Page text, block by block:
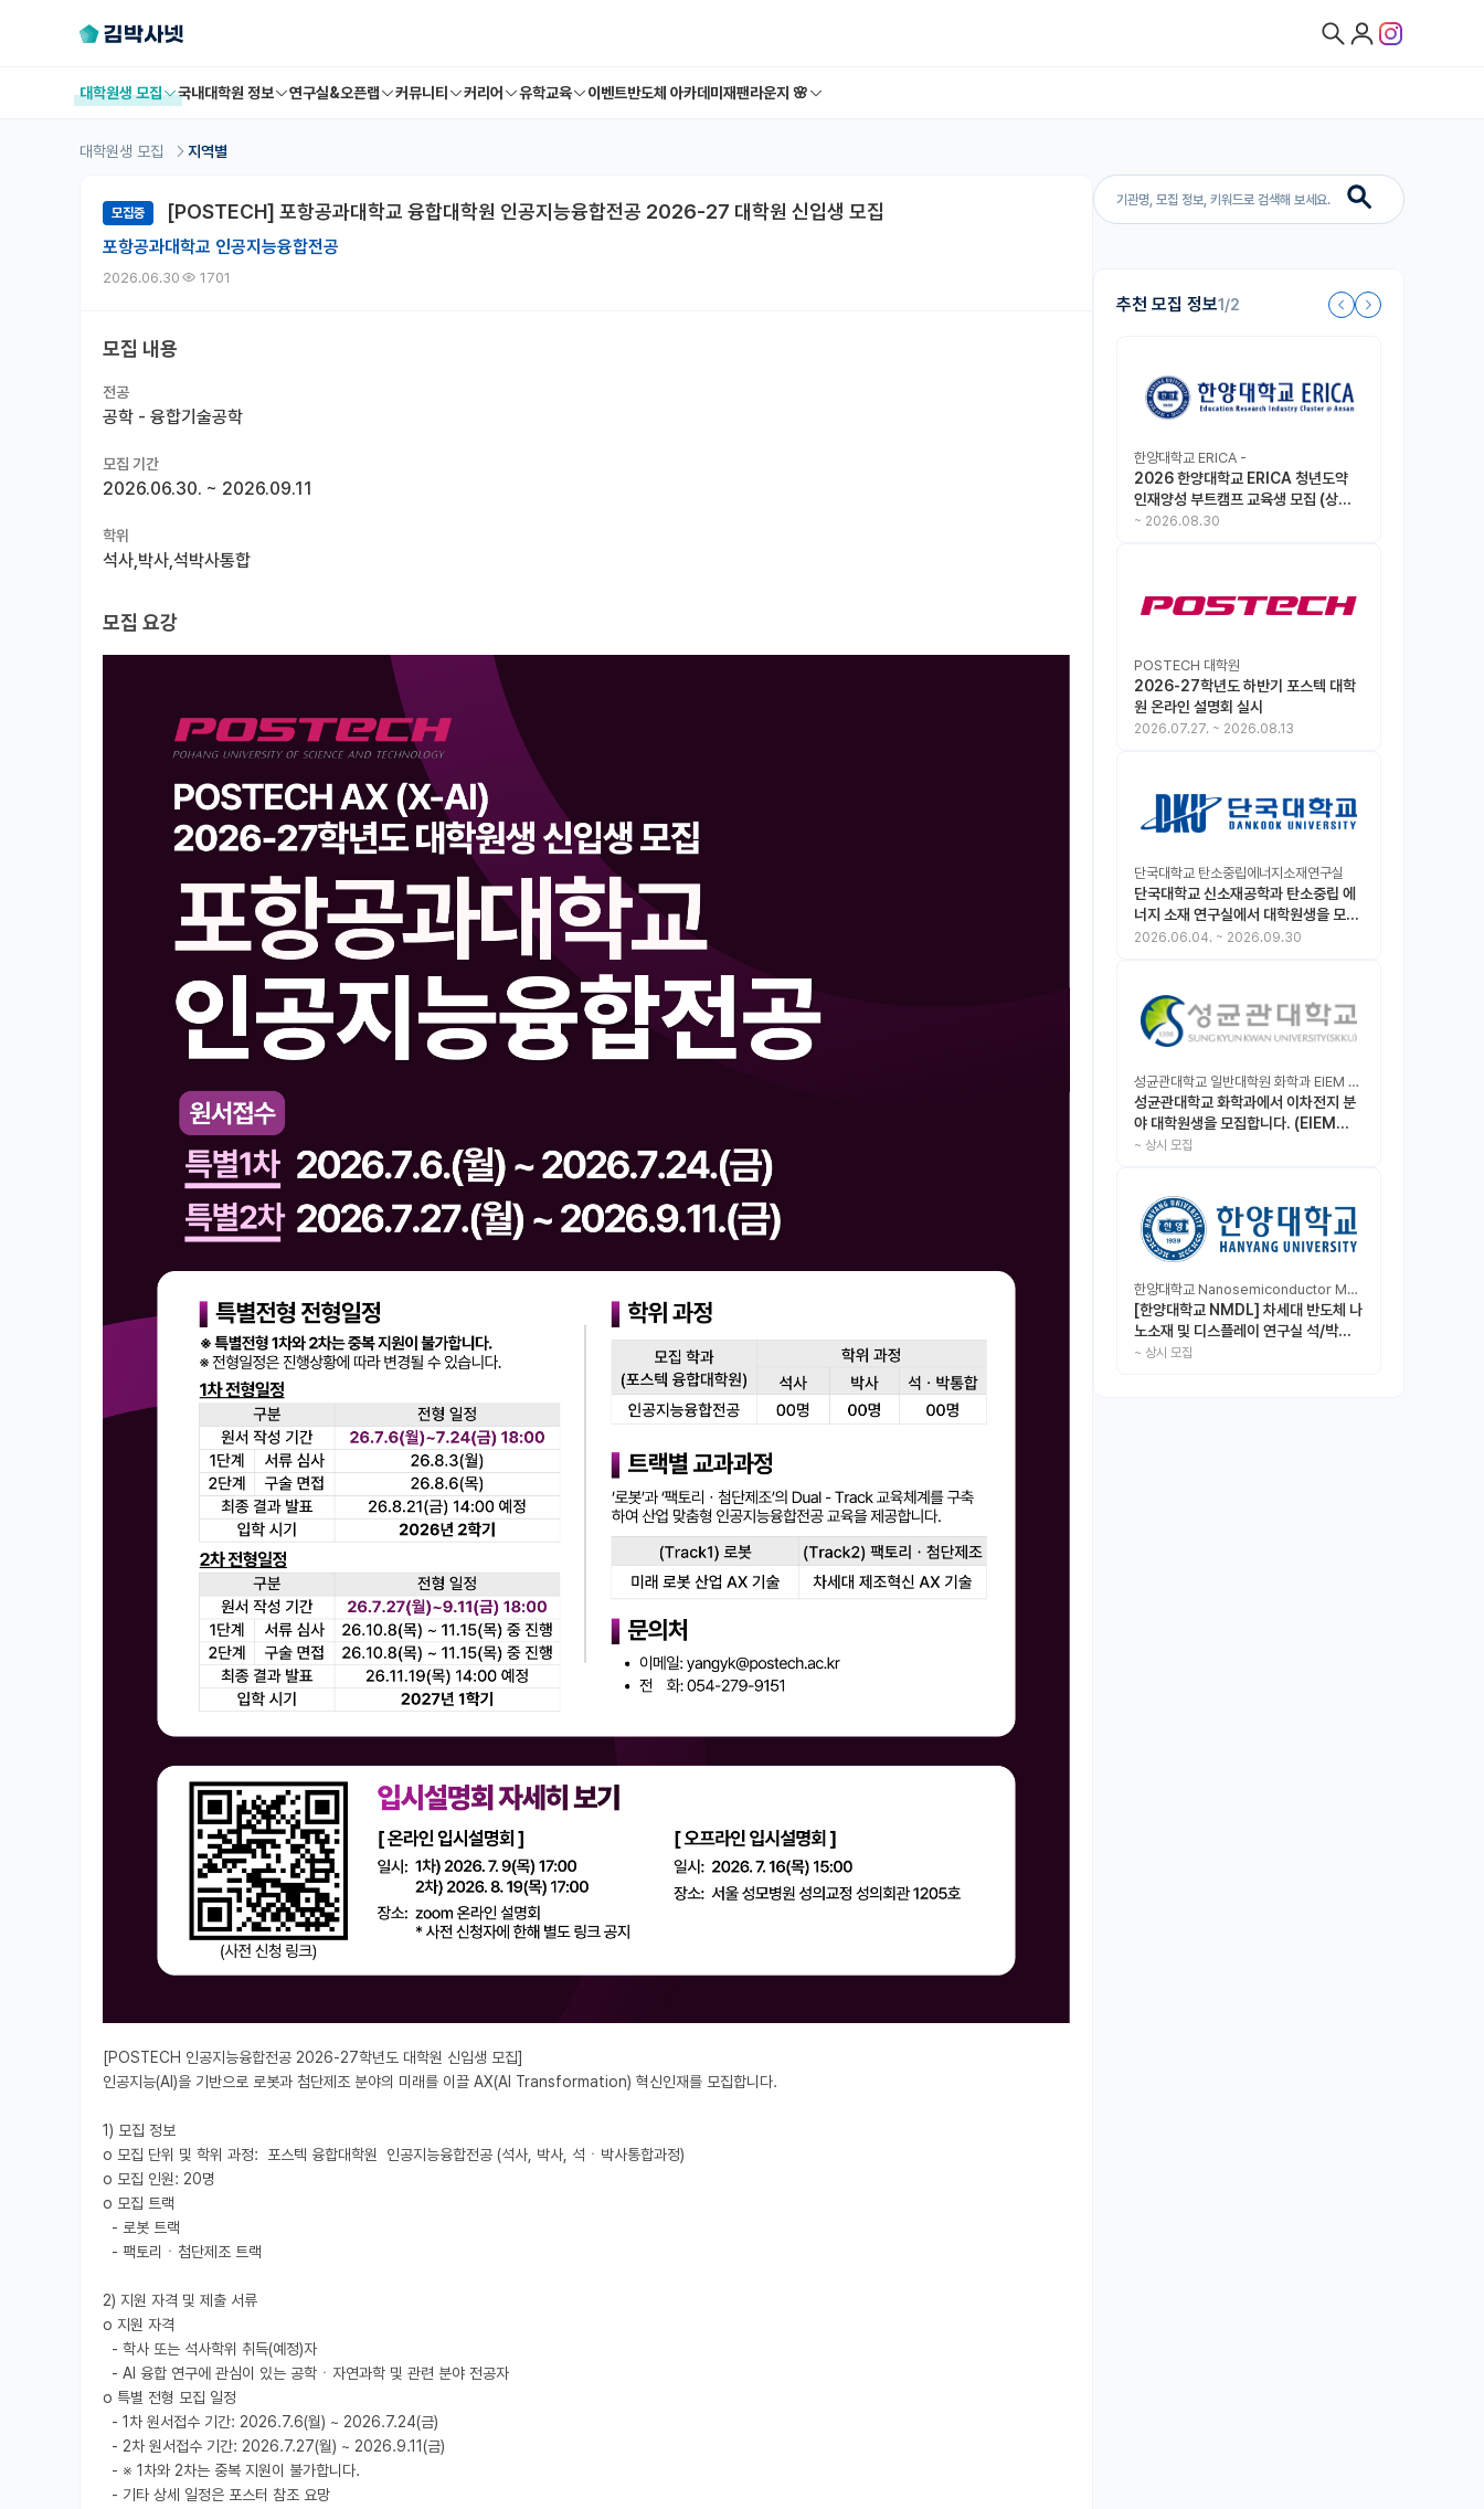
대학원생 모집 국내대학원 정보 연구실&오픈랩 커뮤니티 커리어 유학교육 이벤트반도체 아카데미 재팬라운지 🌸
대학원생 모집 지역별
추천 모집 정보1/2
한양대학교 ERICA -
2026 한양대학교 ERICA 청년도약
인재양성 부트캠프 교육생 모집 (상시
모집 중, 1차 마감 : ~8.30)
~ 2026.08.30
POSTECH 대학원
2026-27학년도 하반기 포스텍 대학
원 온라인 설명회 실시
2026.07.27. ~ 2026.08.13
단국대학교 탄소중립에너지소재연구실
단국대학교 신소재공학과 탄소중립 에
너지 소재 연구실에서 대학원생을 모집
합니다.
2026.06.04. ~ 2026.09.30
성균관대학교 일반대학원 화학과 EIEM Lab
성균관대학교 화학과에서 이차전지 분
야 대학원생을 모집합니다. (EIEM
Lab)
~ 상시 모집
한양대학교 Nanosemiconductor Materials & Display Laboratory
[한양대학교 NMDL] 차세대 반도체 나
노소재 및 디스플레이 연구실 석/박사/
인턴 모집
~ 상시 모집
모집중 [POSTECH] 포항공과대학교 융합대학원 인공지능융합전공 2026-27 대학원 신입생 모집
포항공과대학교 인공지능융합전공
2026.06.30 1701
모집 내용
전공
공학 - 융합기술공학
모집 기간
2026.06.30. ~ 2026.09.11
학위
석사,박사,석박사통합
모집 요강
[POSTECH 인공지능융합전공 2026-27학년도 대학원 신입생 모집]
인공지능(AI)을 기반으로 로봇과 첨단제조 분야의 미래를 이끌 AX(AI Transformation) 혁신인재를 모집합니다.
1) 모집 정보
o 모집 단위 및 학위 과정:  포스텍 융합대학원  인공지능융합전공 (석사, 박사, 석ㆍ박사통합과정)
o 모집 인원: 20명
o 모집 트랙
2) 지원 자격 및 제출 서류
o 지원 자격
o 특별 전형 모집 일정